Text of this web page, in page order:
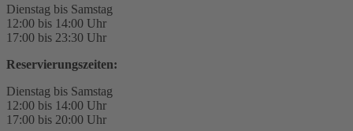
Dienstag bis Samstag
12:00 bis 14:00 Uhr
17:00 bis 23:30 Uhr
Reservierungszeiten:
Dienstag bis Samstag
12:00 bis 14:00 Uhr
17:00 bis 20:00 Uhr